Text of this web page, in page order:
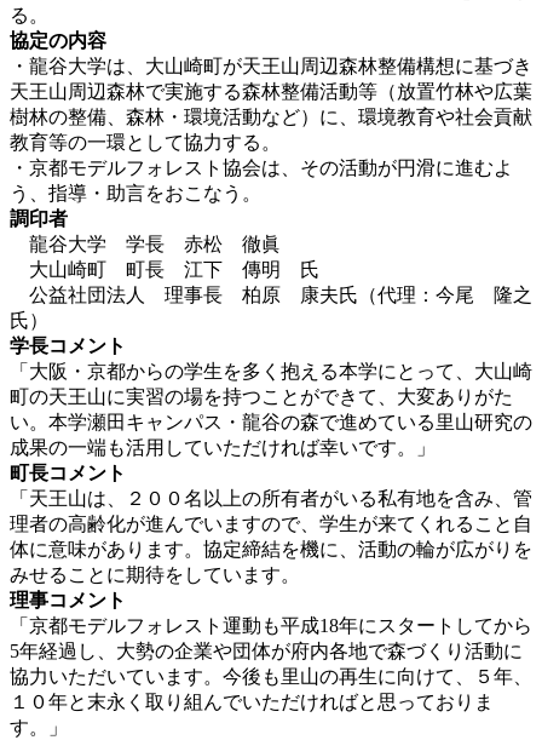
る。
協定の内容
・龍谷大学は、大山崎町が天王山周辺森林整備構想に基づき
天王山周辺森林で実施する森林整備活動等（放置竹林や広葉
樹林の整備、森林・環境活動など）に、環境教育や社会貢献
教育等の一環として協力する。
・京都モデルフォレスト協会は、その活動が円滑に進むよ
う、指導・助言をおこなう。
調印者
龍谷大学 学長 赤松 徹眞
大山崎町 町長 江下 傳明 氏
公益社団法人 理事長 柏原 康夫氏（代理：今尾 隆之
氏）
学長コメント
「大阪・京都からの学生を多く抱える本学にとって、大山崎
町の天王山に実習の場を持つことができて、大変ありがた
い。本学瀬田キャンパス・龍谷の森で進めている里山研究の
成果の一端も活用していただければ幸いです。」
町長コメント
「天王山は、２００名以上の所有者がいる私有地を含み、管
理者の高齢化が進んでいますので、学生が来てくれること自
体に意味があります。協定締結を機に、活動の輪が広がりを
みせることに期待をしています。
理事コメント
「京都モデルフォレスト運動も平成18年にスタートしてから
5年経過し、大勢の企業や団体が府内各地で森づくり活動に
協力いただいています。今後も里山の再生に向けて、５年、
１０年と末永く取り組んでいただければと思っておりま
す。」